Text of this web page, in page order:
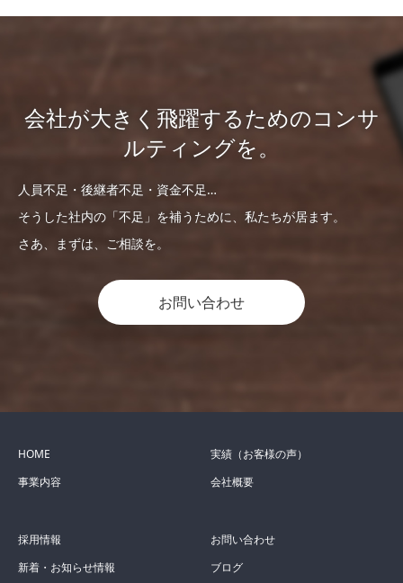
会社が大きく飛躍するためのコンサ
ルティングを。
人員不足・後継者不足・資金不足…
そうした社内の「不足」を補うために、私たちが居ます。
さあ、まずは、ご相談を。
お問い合わせ
HOME
事業内容
実績（お客様の声）
会社概要
採用情報
新着・お知らせ情報
お問い合わせ
ブログ